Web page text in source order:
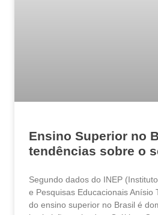
Ensino Superior no
tendências sobre o
Segundo dados do INEP
e Pesquisas Educacionais Anísio
do ensino superior no Brasil é